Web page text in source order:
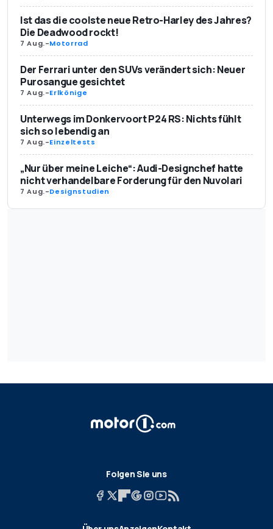
Ist das die coolste neue Retro-Harley des Jahres?
Die Deadwood rockt!
7 Aug.-Motorrad
Der Ferrari unter den SUVs verändert sich: Neuer
Purosangue gesichtet
7 Aug.-Erlkönige
Unterwegs im Donkervoort P24 RS: Nichts fühlt
sich so lebendig an
7 Aug.-Einzeltests
„Nur über meine Leiche“: Audi-Designchef hatte
nicht verhandelbare Forderung für den Nuvolari
7 Aug.-Designstudien
Folgen Sie uns